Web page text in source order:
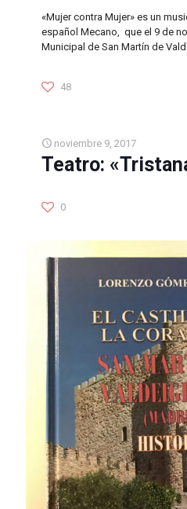
«Mujer contra Mujer» es un
español Mecano, que el 9 de
Municipal de San Martín de
48
noviembre 9, 2017
Teatro:
0